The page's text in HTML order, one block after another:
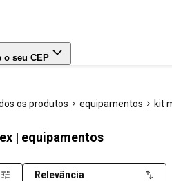
o seu CEP
os produtos equipamentos kit
| equipamentos
Relevância